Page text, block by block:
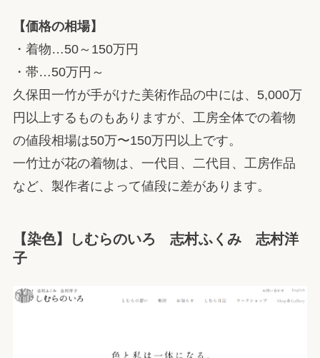
【価格の相場】
・着物…50～150万円
・帯…50万円～
久保田一竹が手がけた美術作品の中には、5,000万
円以上するものもありますが、工房全体での着物
の値段相場は50万〜150万円以上です。
一竹辻が花の着物は、一代目、二代目、工房作品
など、製作者によって値段に差があります。
【染色】しむらのいろ 志村ふくみ 志村洋
子